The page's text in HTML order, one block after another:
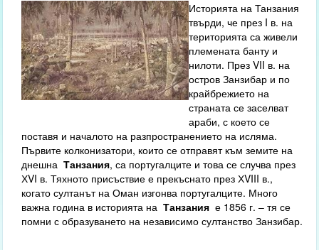
Историята на Танзания
твърди, че през I в. на
територията са живели
племената банту и
нилоти. През VII в. на
остров Занзибар и по
крайбрежието на
страната се заселват
араби, с което се
поставя и началото на разпространението на исляма.
Първите колконизатори, които се отправят към земите на
днешнаТанзания, са португалците и това се случва през
ХVI в. Тяхното присъствие е прекъснато през ХVIII в.,
когато султанът на Оман изгонва португалците. Много
важна година в историята наТанзания е 1856 г. – тя се
помни с образуването на независимо султанство Занзибар.